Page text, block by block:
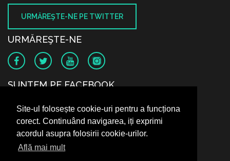
Site-ul folosește cookie-uri pentru a funcționa
corect. Continuând navigarea, iți exprimi
acordul asupra folosirii cookie-urilor.
Află mai mult
URMĂREŞTE-NE PE TWITTER
URMĂREŞTE-NE
SUNTEM PE FACEBOOK